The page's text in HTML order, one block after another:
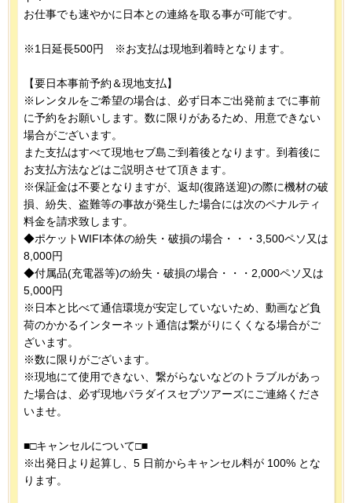
お仕事でも速やかに日本との連絡を取る事が可能です。
※1日延長500円 ※お支払は現地到着時となります。
【要日本事前予約＆現地支払】
※レンタルをご希望の場合は、必ず日本ご出発前までに事前
に予約をお願いします。数に限りがあるため、用意できない
場合がございます。
また支払はすべて現地セブ島ご到着後となります。到着後に
お支払方法などはご説明させて頂きます。
※保証金は不要となりますが、返却(復路送迎)の際に機材の破
損、紛失、盗難等の事故が発生した場合には次のペナルティ
料金を請求致します。
◆ポケットWIFI本体の紛失・破損の場合・・・3,500ペソ又は
8,000円
◆付属品(充電器等)の紛失・破損の場合・・・2,000ペソ又は
5,000円
※日本と比べて通信環境が安定していないため、動画など負
荷のかかるインターネット通信は繋がりにくくなる場合がご
ざいます。
※数に限りがございます。
※現地にて使用できない、繋がらないなどのトラブルがあっ
た場合は、必ず現地パラダイスセブツアーズにご連絡くださ
いませ。
■□キャンセルについて□■
※出発日より起算し、5 日前からキャンセル料が 100% とな
ります。